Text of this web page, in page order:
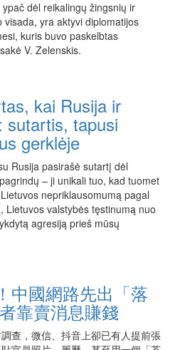
dėl reikalingų žingsnių ir
yra aktyvi diplomatijos
kuris buvo paskelbtas
V. Zelenskis.
kai Rusija ir
sutartis, tapusi
gerklėje
Rusija pasirašė sutartį dėl
– ji unikali tuo, kad tuomet
nepriklausomumą pagal
Lietuvos valstybės tęstinumą nuo
agresiją prieš mūsų
中國網路先出「落
靠賣消息賺錢
查，微信、抖音上卻已有人提前張